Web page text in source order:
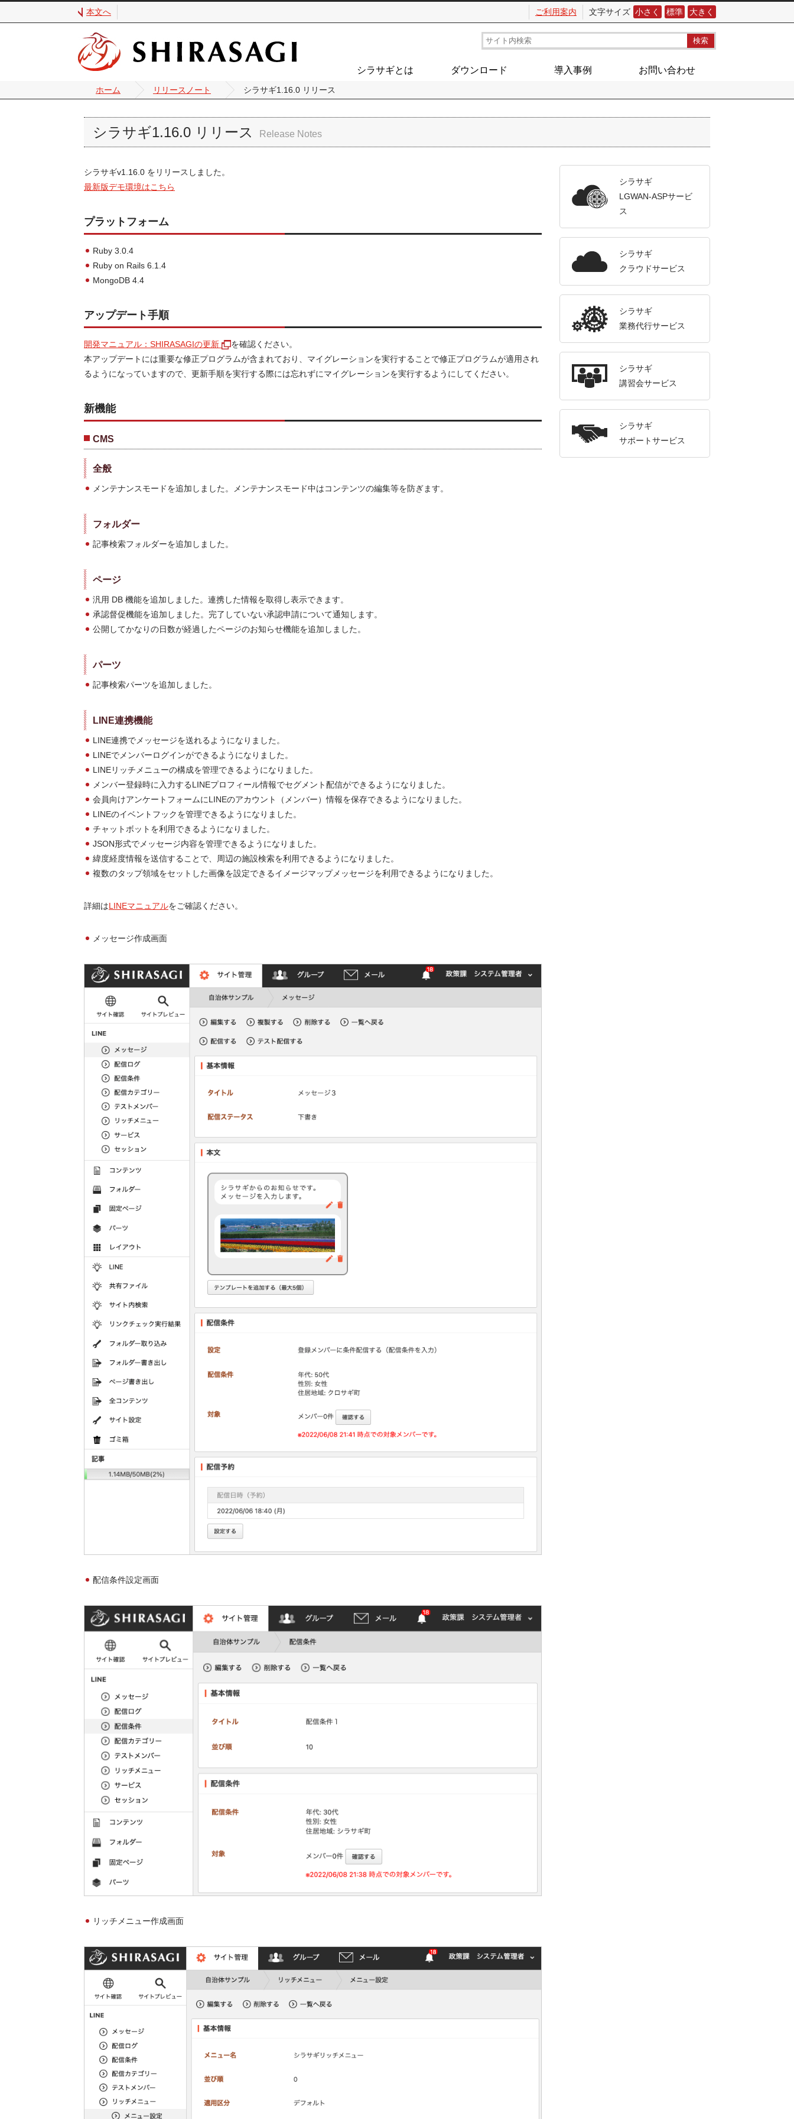
本文へ 文字サイズ 小さく 標準 大きく
ご利用案内
シラサギとは ダウンロード 導入事例 お問い合わせ
ホーム リリースノート シラサギ1.16.0 リリース
シラサギ1.16.0 リリース
シラサギv1.16.0 をリリースしました。
最新版デモ環境はこちら
プラットフォーム
Ruby 3.0.4
Ruby on Rails 6.1.4
MongoDB 4.4
アップデート手順
開発マニュアル：SHIRASAGIの更新
を確認ください。
本アップデートには重要な修正プログラムが含まれており、マイグレーションを実行することで修正プログラムが適用され
るようになっていますので、更新手順を実行する際には忘れずにマイグレーションを実行するようにしてください。
新機能
CMS
全般
メンテナンスモードを追加しました。メンテナンスモード中はコンテンツの編集等を防ぎます。
フォルダー
記事検索フォルダーを追加しました。
ページ
汎用 DB 機能を追加しました。連携した情報を取得し表示できます。
承認督促機能を追加しました。完了していない承認申請について通知します。
公開してかなりの日数が経過したページのお知らせ機能を追加しました。
パーツ
記事検索パーツを追加しました。
LINE連携機能
LINE連携でメッセージを送れるようになりました。
LINEでメンバーログインができるようになりました。
LINEリッチメニューの構成を管理できるようになりました。
メンバー登録時に入力するLINEプロフィール情報でセグメント配信ができるようになりました。
会員向けアンケートフォームにLINEのアカウント（メンバー）情報を保存できるようになりました。
LINEのイベントフックを管理できるようになりました。
チャットボットを利用できるようになりました。
JSON形式でメッセージ内容を管理できるようになりました。
緯度経度情報を送信することで、周辺の施設検索を利用できるようになりました。
複数のタップ領域をセットした画像を設定できるイメージマップメッセージを利用できるようになりました。
詳細はLINEマニュアルをご確認ください。
メッセージ作成画面
配信条件設定画面
リッチメニュー作成画面
シラサギ
LGWAN-ASPサービ
ス
シラサギ
クラウドサービス
シラサギ
業務代行サービス
シラサギ
講習会サービス
シラサギ
サポートサービス